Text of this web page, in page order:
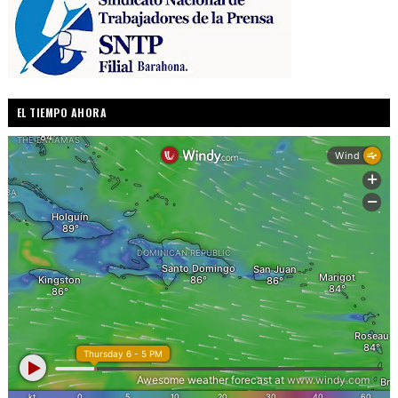
EL TIEMPO AHORA